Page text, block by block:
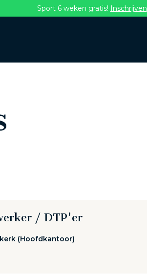
Sport 6 weken gratis! Inschrijven
/ DTP'er
(Hoofdkantoor)